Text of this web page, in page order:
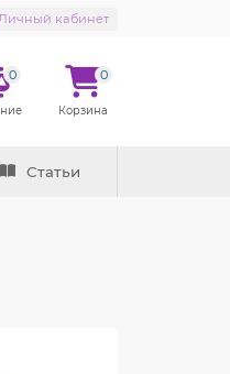
Личный кабинет
0 0
Статьи